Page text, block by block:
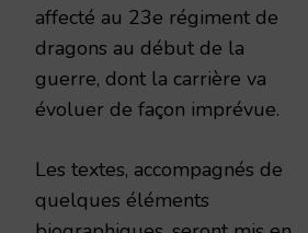
affecté au 23e régiment de
dragons au début de la
guerre, dont la carrière va
évoluer de façon imprévue.
Les textes, accompagnés de
quelques éléments